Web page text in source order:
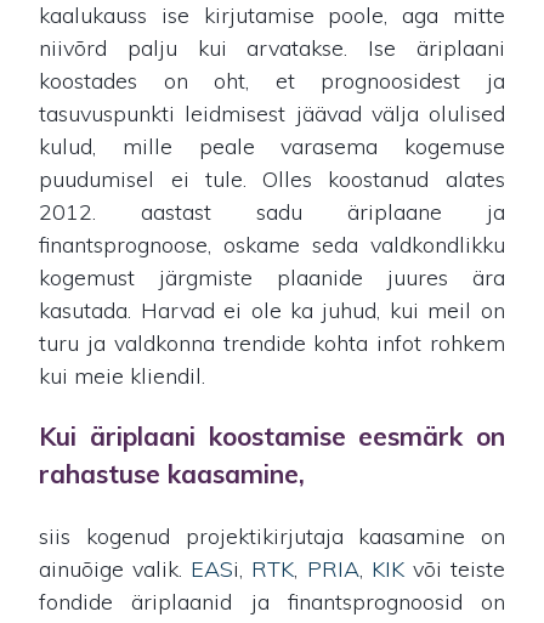
kaalukauss ise kirjutamise poole, aga mitte
niivõrd palju kui arvatakse. Ise äriplaani
koostades on oht, et prognoosidest ja
tasuvuspunkti leidmisest jäävad välja olulised
kulud, mille peale varasema kogemuse
puudumisel ei tule. Olles koostanud alates
2012. aastast sadu äriplaane ja
finantsprognoose, oskame seda valdkondlikku
kogemust järgmiste plaanide juures ära
kasutada. Harvad ei ole ka juhud, kui meil on
turu ja valdkonna trendide kohta infot rohkem
kui meie kliendil.
Kui äriplaani koostamise eesmärk on
rahastuse kaasamine,
siis kogenud projektikirjutaja kaasamine on
ainuõige valik. EASi, RTK PRIA KIKvõi teiste
fondide äriplaanid ja finantsprognoosid on